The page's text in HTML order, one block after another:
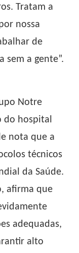
Tratam a
nossa
de
sem a gente”.
Notre
do hospital
nota que a
técnicos
da Saúde.
afirma que
adequadas,
alto